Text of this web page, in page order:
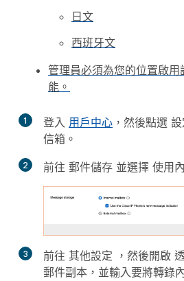
日文
西班牙文
管理員必須為您的位置啟
能。
1 登入 用戶中心 ，然後點選 設
信箱 。
2 前往 郵件儲存 並選擇 使用
3 前往 其他設定 ，然後開啟
郵件副本 ，並輸入要將轉錄